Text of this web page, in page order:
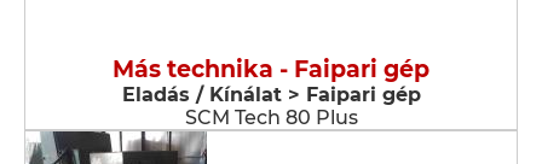
Más technika - Faipari gép
Eladás / Kínálat > Faipari gép
SCM Tech 80 Plus